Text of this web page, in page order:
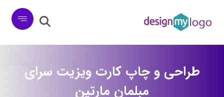
طراحی و چاپ کارت ویزیت سرای
مبلمان مارتین